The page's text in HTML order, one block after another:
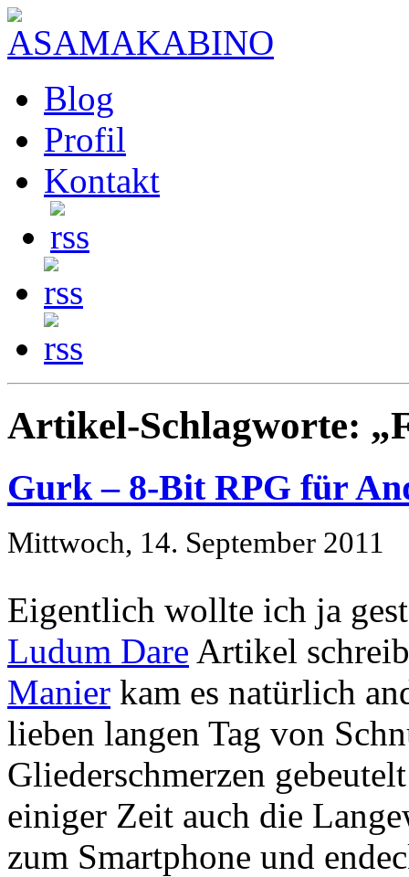
Blog
Profil
Kontakt
Artikel-Schlagworte:
Gurk – 8-Bit RPG für
Mittwoch, 14. September 2011
Eigentlich wollte ich ja
Ludum Dare Artikel
Manier kam es natürlich
lieben langen Tag von
Gliederschmerzen
einiger Zeit auch die
zum Smartphone und